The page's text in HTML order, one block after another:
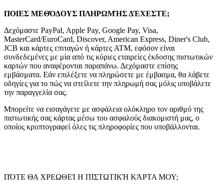
ΠΟΙΕΣ ΜΕΘΌΔΟΥΣ ΠΛΗΡΩΜΉΣ ΔΈΧΕΣΤΕ;
Δεχόμαστε PayPal, Apple Pay, Google Pay, Visa,
MasterCard/EuroCard, Discover, American Express, Diner's Club,
JCB και κάρτες επιταγών ή κάρτες ATM, εφόσον είναι
συνδεδεμένες με μία από τις κύριες εταιρείες έκδοσης πιστωτικών
καρτών που αναφέρονται παραπάνω. Δεχόμαστε επίσης
εμβάσματα. Εάν επιλέξετε να πληρώσετε με έμβασμα, θα λάβετε
οδηγίες για το πώς να στείλετε την πληρωμή σας μόλις υποβάλετε
την παραγγελία σας.
Μπορείτε να εισαγάγετε με ασφάλεια ολόκληρο τον αριθμό της
πιστωτικής σας κάρτας μέσω του ασφαλούς διακομιστή μας, ο
οποίος κρυπτογραφεί όλες τις πληροφορίες που υποβάλλονται.
ΠΌΤΕ ΘΑ ΧΡΕΩΘΕΊ Η ΠΙΣΤΩΤΙΚΉ ΚΆΡΤΑ ΜΟΥ;